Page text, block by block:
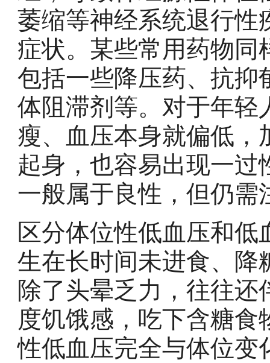
萎缩等神经系统退行
症状。某些常用药物
包括一些降压药、抗
体阻滞剂等。对于年
瘦、血压本身就偏低
起身，也容易出现一
一般属于良性，但仍需
区分体位性低血压和
生在长时间未进食、
除了头晕乏力，往往
度饥饿感，吃下含糖
性低血压完全与体位